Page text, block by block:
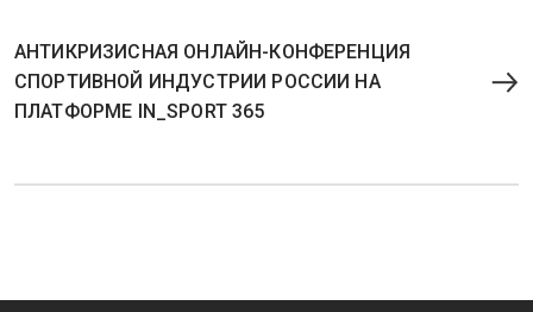
АНТИКРИЗИСНАЯ ОНЛАЙН-КОНФЕРЕНЦИЯ
СПОРТИВНОЙ ИНДУСТРИИ РОССИИ НА
ПЛАТФОРМЕ IN_SPORT 365